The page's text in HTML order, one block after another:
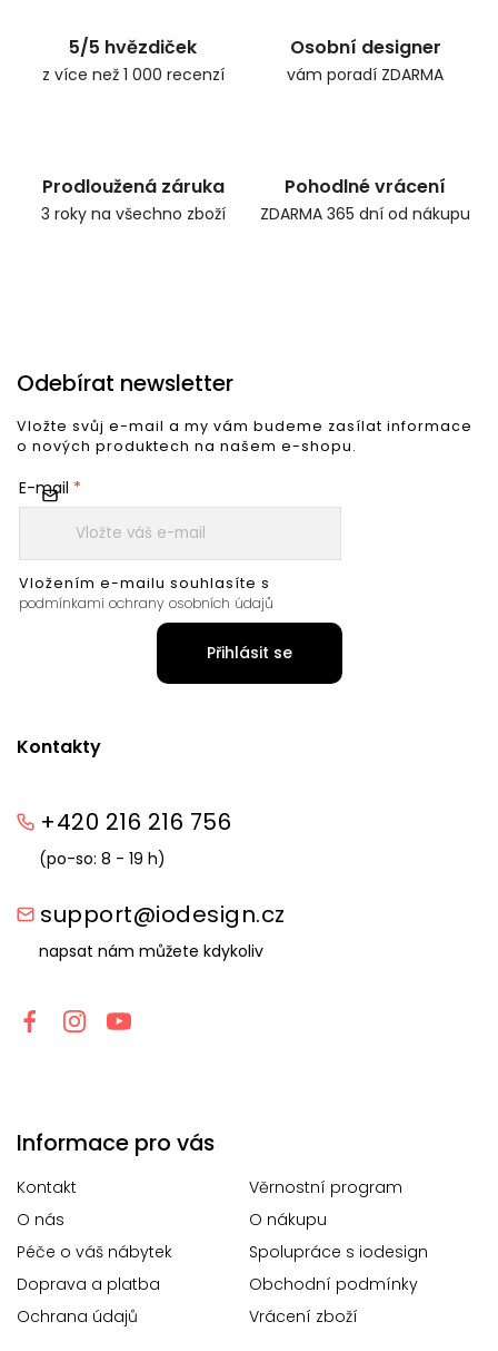
5/5 hvězdiček
z více než 1 000 recenzí
Osobní designer
vám poradí ZDARMA
Prodloužená záruka
3 roky na všechno zboží
Pohodlné vrácení
ZDARMA 365 dní od nákupu
Kontakty
+420 216 216 756
(po-so: 8 - 19 h)
support@iodesign.cz
napsat nám můžete kdykoliv
Informace pro vás
Kontakt
Věrnostní program
O nás
O nákupu
Péče o váš nábytek
Spolupráce s iodesign
Doprava a platba
Obchodní podmínky
Ochrana údajů
Vrácení zboží
Odebírat newsletter
Vložte svůj e-mail a my vám budeme zasílat informace
o nových produktech na našem e-shopu.
E-mail
Vložením e-mailu souhlasíte s
podmínkami ochrany osobních údajů
Přihlásit se